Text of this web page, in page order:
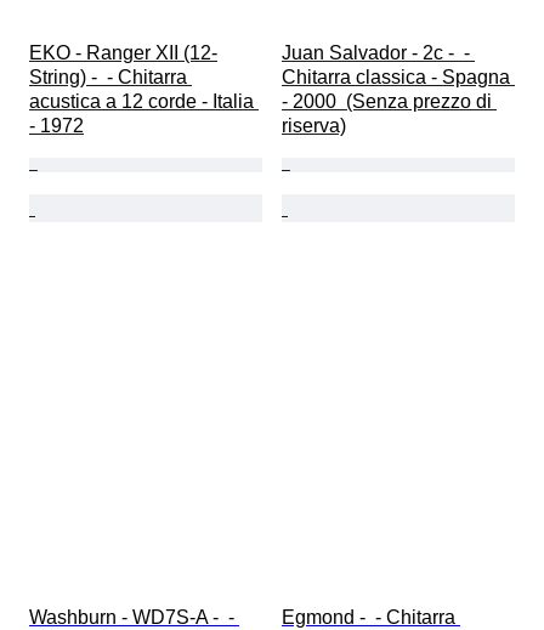
EKO - Ranger XII (12-
String) -  - Chitarra
acustica a 12 corde - Italia
- 1972
Juan Salvador - 2c -  -
Chitarra classica - Spagna
- 2000  (Senza prezzo di
riserva)
Washburn - WD7S-A -  -
Egmond -  - Chitarra